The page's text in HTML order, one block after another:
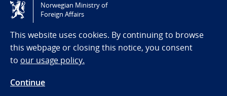
Tilgjengelighetserklæring / Accessibility statement
(NO)
Norwegian Ministry of
Foreign Affairs
This website uses cookies. By continuing to browse
this webpage or closing this notice, you consent
to our usage policy.
Continue